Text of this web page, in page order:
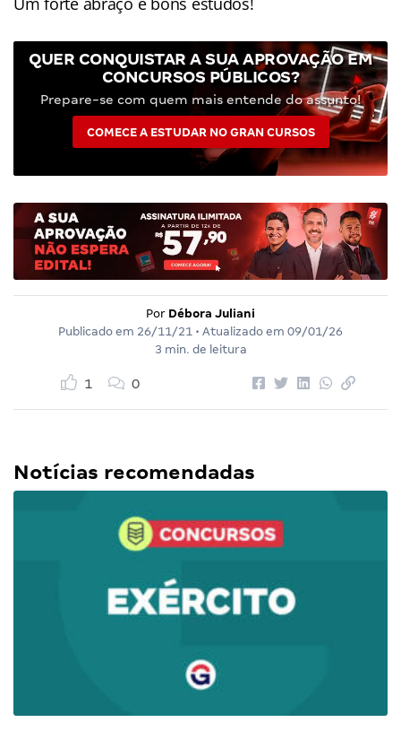
QUER CONQUISTAR A SUA APROVAÇÃO EM
CONCURSOS PÚBLICOS?
Prepare-se com quem mais entende do assunto!
COMECE A ESTUDAR NO GRAN CURSOS
Por Débora Juliani
Publicado em 26/11/21 • Atualizado em 09/01/26
3 min. de leitura
1 0
Notícias recomendadas